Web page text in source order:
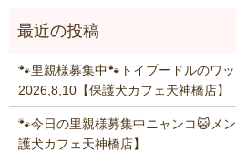
🐾里親様募集中🐾トイプードルのワ
2026,8,10【保護犬カフェ天神橋店】
🐾今日の里親様募集中ニャンコ😺メ
護犬カフェ天神橋店】